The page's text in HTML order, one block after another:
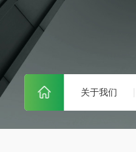
关于我们